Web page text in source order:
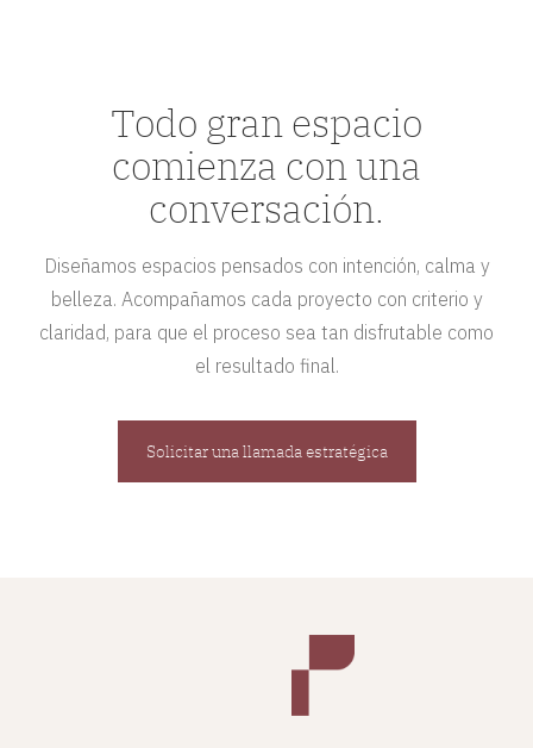
Todo gran espacio
comienza con una
conversación.
Diseñamos espacios pensados con intención, calma y
belleza. Acompañamos cada proyecto con criterio y
claridad, para que el proceso sea tan disfrutable como
el resultado final.
Solicitar una llamada estratégica